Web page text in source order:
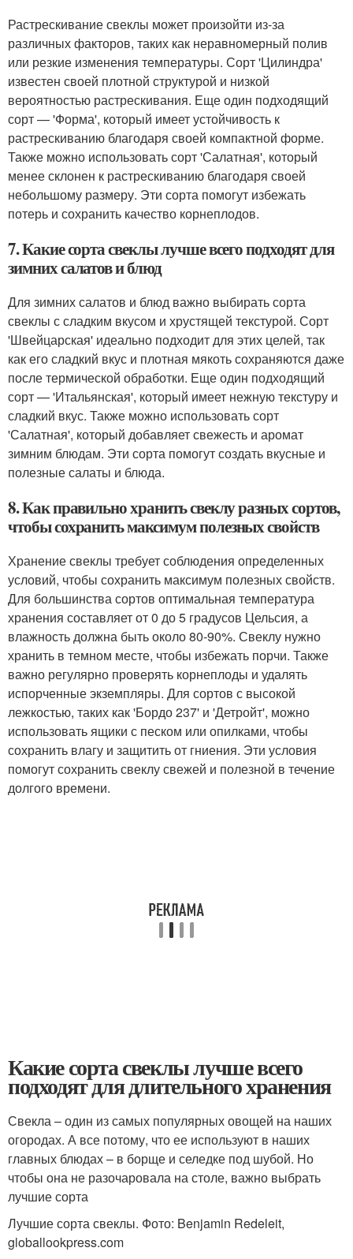
Растрескивание свеклы может произойти из-за
различных факторов, таких как неравномерный полив
или резкие изменения температуры. Сорт 'Цилиндра'
известен своей плотной структурой и низкой
вероятностью растрескивания. Еще один подходящий
сорт — 'Форма', который имеет устойчивость к
растрескиванию благодаря своей компактной форме.
Также можно использовать сорт 'Салатная', который
менее склонен к растрескиванию благодаря своей
небольшому размеру. Эти сорта помогут избежать
потерь и сохранить качество корнеплодов.
7. Какие сорта свеклы лучше всего подходят для
зимних салатов и блюд
Для зимних салатов и блюд важно выбирать сорта
свеклы с сладким вкусом и хрустящей текстурой. Сорт
'Швейцарская' идеально подходит для этих целей, так
как его сладкий вкус и плотная мякоть сохраняются даже
после термической обработки. Еще один подходящий
сорт — 'Итальянская', который имеет нежную текстуру и
сладкий вкус. Также можно использовать сорт
'Салатная', который добавляет свежесть и аромат
зимним блюдам. Эти сорта помогут создать вкусные и
полезные салаты и блюда.
8. Как правильно хранить свеклу разных сортов,
чтобы сохранить максимум полезных свойств
Хранение свеклы требует соблюдения определенных
условий, чтобы сохранить максимум полезных свойств.
Для большинства сортов оптимальная температура
хранения составляет от 0 до 5 градусов Цельсия, а
влажность должна быть около 80-90%. Свеклу нужно
хранить в темном месте, чтобы избежать порчи. Также
важно регулярно проверять корнеплоды и удалять
испорченные экземпляры. Для сортов с высокой
лежкостью, таких как 'Бордо 237' и 'Детройт', можно
использовать ящики с песком или опилками, чтобы
сохранить влагу и защитить от гниения. Эти условия
помогут сохранить свеклу свежей и полезной в течение
долгого времени.
Какие сорта свеклы лучше всего
подходят для длительного хранения
Свекла – один из самых популярных овощей на наших
огородах. А все потому, что ее используют в наших
главных блюдах – в борще и селедке под шубой. Но
чтобы она не разочаровала на столе, важно выбрать
лучшие сорта
Лучшие сорта свеклы. Фото: Benjamin Redeleit,
globallookpress.com